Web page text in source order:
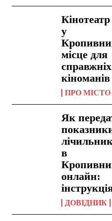
у
місце для
справжніх
кіноманів
ПРО МІСТО
Як
в
онлайн:
ДОВІДНИК